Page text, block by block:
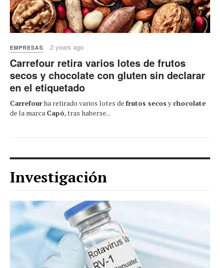
EMPRESAS 2 years ago
Carrefour retira varios lotes de frutos
secos y chocolate con gluten sin declarar
en el etiquetado
Carrefourha retirado varios lotes de frutos secos y chocolate
de la marca Capó, tras haberse...
Investigación